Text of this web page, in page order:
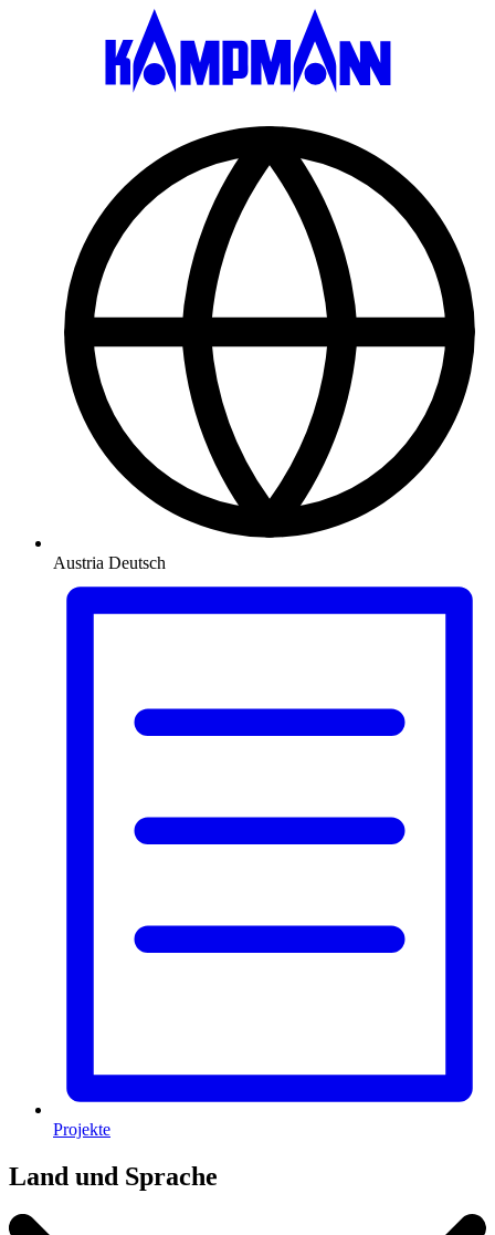
Austria Deutsch
Projekte
Land und Sprache